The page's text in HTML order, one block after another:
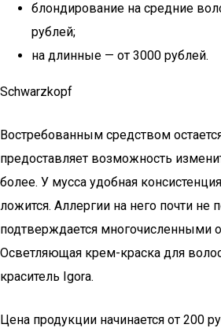
блондирование на средние
рублей;
на длинные — от 3000 рублей.
Schwarzkopf
Востребованным средством
предоставляет возможность
более. У мусса удобная
ложится. Аллергии на него почти не
подтверждается многочисленными
Осветляющая крем-краска для
краситель Igora.
Цена продукции начинается от 200